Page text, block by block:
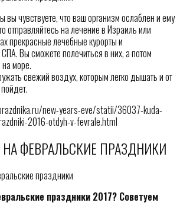
вы чувствуете, что ваш организм ослаблен и ему
отправляйтесь на лечение в Израиль или
прекрасные лечебные курорты и
Вы сможете полечиться в них, а потом
на море.
свежий воздух, которым легко дышать и от
new-years-eve/statii/36037-kuda-
2016-otdyh-v-fevrale.html
ФЕВРАЛЬСКИЕ ПРАЗДНИКИ
праздники 2017? Советуем